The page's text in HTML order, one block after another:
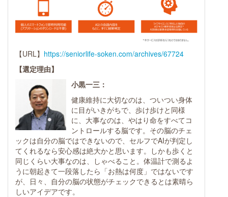
【URL】 https://seniorlife-soken.com/archives/67724
【選定理由】
小黒一三：
健康維持に大切なのは、ついつい身体
に目がいきがちで、歩け歩けと同様
に、大事なのは、やはり命をすべてコ
ントロールする脳です。その脳のチェ
ックは自分の脳ではできないので、セルフでAIが判定し
てくれるなら安心感は絶大かと思います。しかも歩くと
同じくらい大事なのは、しゃべること。体温計で測るよ
うに朝起きて一段落したら「お熱は何度」ではないです
が、日々、自分の脳の状態がチェックできるとは素晴ら
しいアイデアです。